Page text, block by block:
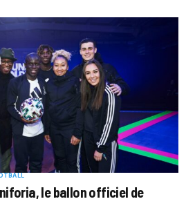
le ballon officiel de